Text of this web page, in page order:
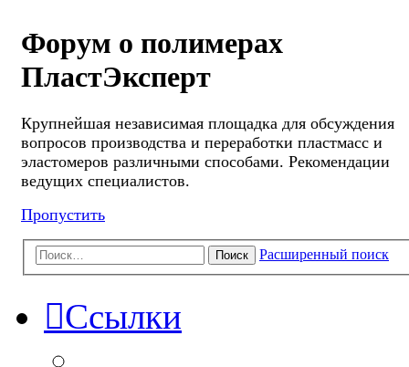
Форум о полимерах
ПластЭксперт
Крупнейшая независимая площадка для обсуждения
вопросов производства и переработки пластмасс и
эластомеров различными способами. Рекомендации
ведущих специалистов.
Пропустить
Поиск Расширенный поиск
Ссылки